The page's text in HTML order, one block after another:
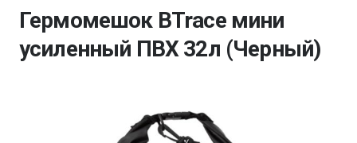
Гермомешок BTrace мини
усиленный ПВХ 32л (Черный)